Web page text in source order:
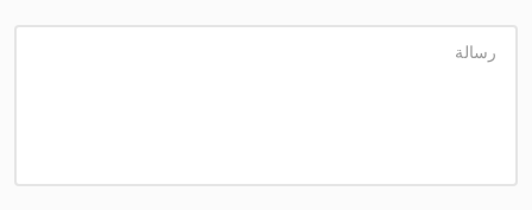
رسالة